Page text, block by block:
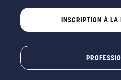
INSCRIPTION À LA